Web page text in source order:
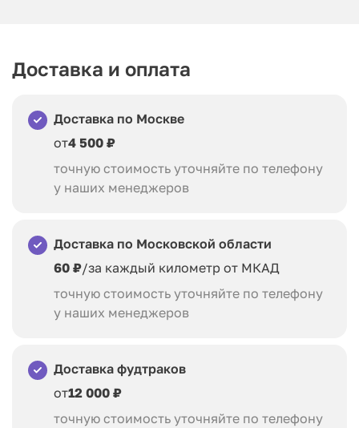
Доставка и оплата
Доставка по Москве
от4 500 ₽
точную стоимость уточняйте по телефону
у наших менеджеров
Доставка по Московской области
60 ₽/за каждый километр от МКАД
точную стоимость уточняйте по телефону
у наших менеджеров
Доставка фудтраков
от12 000 ₽
точную стоимость уточняйте по телефону